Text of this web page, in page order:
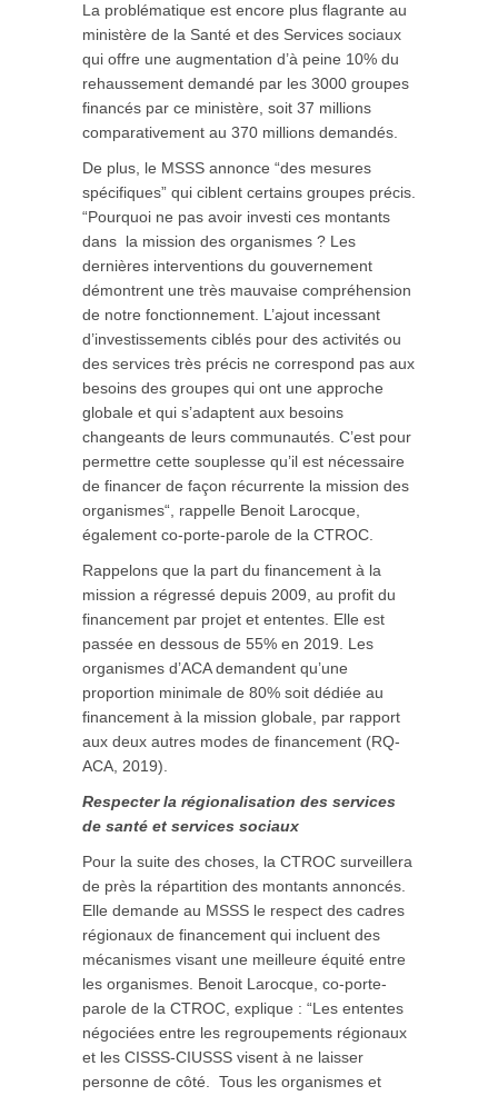
La problématique est encore plus flagrante au
ministère de la Santé et des Services sociaux
qui offre une augmentation d’à peine 10% du
rehaussement demandé par les 3000 groupes
financés par ce ministère, soit 37 millions
comparativement au 370 millions demandés.
De plus, le MSSS annonce “des mesures
spécifiques” qui ciblent certains groupes précis.
“Pourquoi ne pas avoir investi ces montants
dans la mission des organismes ? Les
dernières interventions du gouvernement
démontrent une très mauvaise compréhension
de notre fonctionnement. L’ajout incessant
d’investissements ciblés pour des activités ou
des services très précis ne correspond pas aux
besoins des groupes qui ont une approche
globale et qui s’adaptent aux besoins
changeants de leurs communautés. C’est pour
permettre cette souplesse qu’il est nécessaire
de financer de façon récurrente la mission des
organismes“, rappelle Benoit Larocque,
également co-porte-parole de la CTROC.
Rappelons que la part du financement à la
mission a régressé depuis 2009, au profit du
financement par projet et ententes. Elle est
passée en dessous de 55% en 2019. Les
organismes d’ACA demandent qu’une
proportion minimale de 80% soit dédiée au
financement à la mission globale, par rapport
aux deux autres modes de financement (RQ-
ACA, 2019)
Respecter la régionalisation des services
de santé et services sociaux
Pour la suite des choses, la CTROC surveillera
de près la répartition des montants annoncés.
Elle demande au MSSS le respect des cadres
régionaux de financement qui incluent des
mécanismes visant une meilleure équité entre
les organismes. Benoit Larocque, co-porte-
parole de la CTROC, explique : “Les ententes
négociées entre les regroupements régionaux
et les CISSS-CIUSSS visent à ne laisser
personne de côté. Tous les organismes et